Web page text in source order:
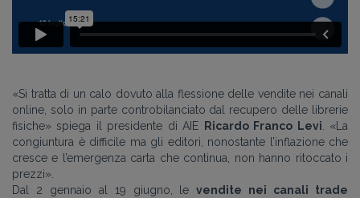
«Si tratta di un calo dovuto alla flessione delle vendite nei canali
online, solo in parte controbilanciato dal recupero delle librerie
fisiche» spiega il presidente di AIE
Ricardo Franco Levi . «La
congiuntura è difficile ma gli editori, nonostante l’inflazione che
cresce e l’emergenza carta che continua, non hanno ritoccato i
prezzi».
Dal 2 gennaio al 19 giugno, levendite nei canali trade